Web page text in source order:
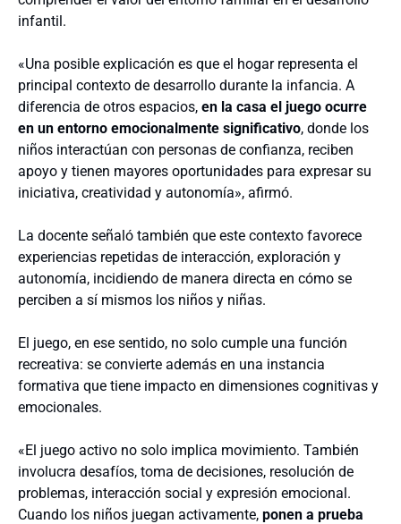
infantil.
«Una posible explicación es que el hogar representa el
principal contexto de desarrollo durante la infancia. A
diferencia de otros espacios, en la casa el juego ocurre
en un entorno emocionalmente significativo, donde los
niños interactúan con personas de confianza, reciben
apoyo y tienen mayores oportunidades para expresar su
iniciativa, creatividad y autonomía», afirmó.
La docente señaló también que este contexto favorece
experiencias repetidas de interacción, exploración y
autonomía, incidiendo de manera directa en cómo se
perciben a sí mismos los niños y niñas.
El juego, en ese sentido, no solo cumple una función
recreativa: se convierte además en una instancia
formativa que tiene impacto en dimensiones cognitivas y
emocionales.
«El juego activo no solo implica movimiento. También
involucra desafíos, toma de decisiones, resolución de
problemas, interacción social y expresión emocional.
Cuando los niños juegan activamente, ponen a prueba